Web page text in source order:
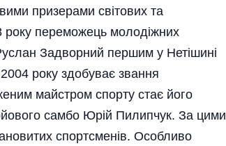
призерами світових та
року переможець молодіжних
Задворний першим у Нетішині
року здобуває звання
майстром спорту стає його
самбо Юрій Пилипчук. За цими
спортсменів. Особливо